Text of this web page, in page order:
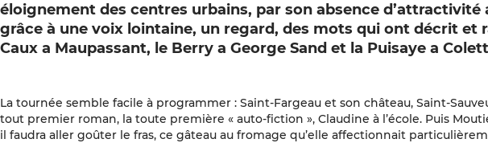
éloignement des centres urbains, par son absence d’attractivité
grâce à une voix lointaine, un regard, des mots qui ont décrit et
Caux a Maupassant, le Berry a George Sand et la Puisaye a
La tournée semble facile à programmer : Saint-Fargeau et son château, Saint-
tout premier roman, la toute première « auto-fiction », Claudine à l’école. Puis
il faudra aller goûter le fras, ce gâteau au fromage qu’elle affectionnait